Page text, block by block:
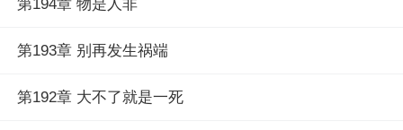
第194章 物是人非
第193章 别再发生祸端
第192章 大不了就是一死